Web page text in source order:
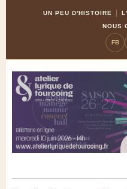
UN PEU D'HISTOIRE
NOUS
FB